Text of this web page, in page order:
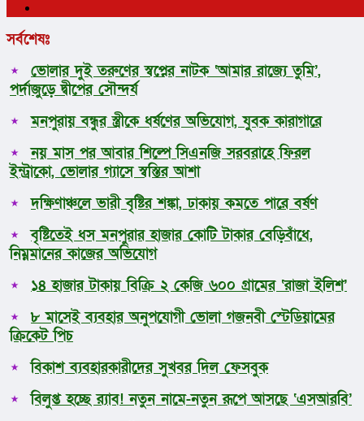
সর্বশেষঃ
ভোলার দুই তরুণের স্বপ্নের নাটক ‘আমার রাজ্যে তুমি’,
পর্দাজুড়ে দ্বীপের সৌন্দর্য
মনপুরায় বন্ধুর স্ত্রীকে ধর্ষণের অভিযোগ, যুবক কারাগারে
নয় মাস পর আবার শিল্পে সিএনজি সরবরাহে ফিরল
ইন্ট্রাকো, ভোলার গ্যাসে স্বস্তির আশা
দক্ষিণাঞ্চলে ভারী বৃষ্টির শঙ্কা, ঢাকায় কমতে পারে বর্ষণ
বৃষ্টিতেই ধস মনপুরার হাজার কোটি টাকার বেড়িবাঁধে,
নিম্নমানের কাজের অভিযোগ
১৪ হাজার টাকায় বিক্রি ২ কেজি ৬০০ গ্রামের ‘রাজা ইলিশ’
৮ মাসেই ব্যবহার অনুপযোগী ভোলা গজনবী স্টেডিয়ামের
ক্রিকেট পিচ
বিকাশ ব্যবহারকারীদের সুখবর দিল ফেসবুক
বিলুপ্ত হচ্ছে র‍্যাব! নতুন নামে-নতুন রূপে আসছে ‘এসআরবি’